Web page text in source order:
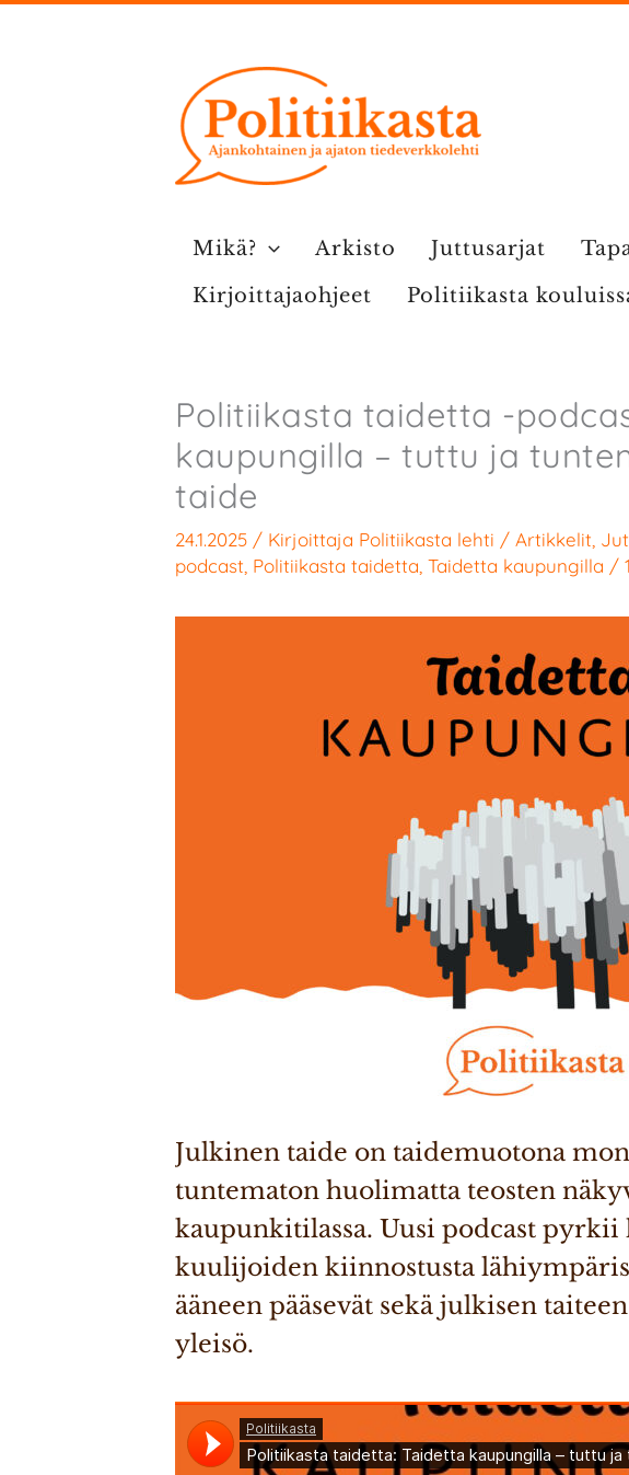
Mikä? Arkisto Juttusarjat
Kirjoittajaohjeet
Politiikasta
Politiikasta taidetta -
kaupungilla – tuttu ja
taide
24.1.2025 / Kirjoittaja Politiikasta lehti / Artikkelit
podcast Politiikasta taidetta Taidetta kaupungilla /
Julkinen taide on taidemuotona
tuntematon huolimatta teosten
kaupunkitilassa. Uusi podcast pyrkii
kuulijoiden kiinnostusta
ääneen pääsevät sekä julkisen
yleisö.